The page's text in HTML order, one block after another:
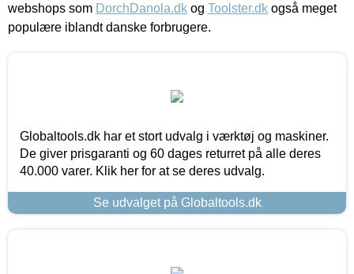
webshops som DorchDanola.dk og Toolster.dk også meget
populære iblandt danske forbrugere.
Globaltools.dk har et stort udvalg i værktøj og maskiner.
De giver prisgaranti og 60 dages returret på alle deres
40.000 varer. Klik her for at se deres udvalg.
Se udvalget på Globaltools.dk